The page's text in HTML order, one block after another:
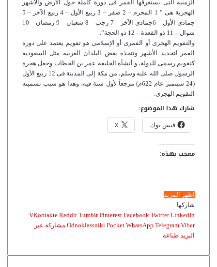
الزمنية التى يستغرقها القمر فى دورة كاملة حول الأرض والأشهر
الهجرية هى ” 1 المحرم – 2 صفر – 3 ربيع الأول – 4 ربيع الآخر – 5
جمادى الأول – 6جمادى الآخر – 7 رجب – 8 شعبان – 9 رمضان – 10
شوال – 11 ذو القعدة – 12 ذو الحجة”.
والتقويم الهجرى أو القمرى أو الإسلامى هو تقويم يعتمد على دورة
القمر لتحديد الأشهر وتتخذه بعض البلدان العربية مثل السعودية
كتقويم رسمى للدولة، و أنشأه الخليفة عمر بن الخطاب وجعل هجرة
الرسول صلى الله عليه وسلم، من مكة إلى المدينة فى 12 ربیع الأول
(24 سبتمبر عام 622م) مرجعاً لأول سنة فيه، وهذا هو سبب تسميته
التقويم الهجرى.
شارك هذا الموضوع:
فيس بوك X
معجب بهذه:
اظهر المزيد
شاركها
Facebook Twitter LinkedIn
Pinterest
Odnoklassniki Pocket WhatsApp Telegram Viber
مشاركة عبر
البريد طباعة